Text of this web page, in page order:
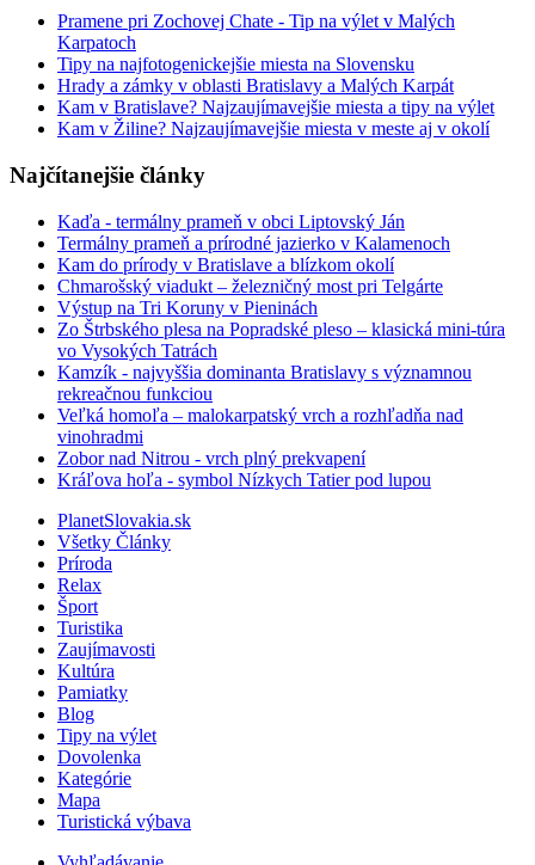
Pramene pri Zochovej Chate - Tip na výlet v Malých
Karpatoch
Tipy na najfotogenickejšie miesta na Slovensku
Hrady a zámky v oblasti Bratislavy a Malých Karpát
Kam v Bratislave? Najzaujímavejšie miesta a tipy na výlet
Kam v Žiline? Najzaujímavejšie miesta v meste aj v okolí
Najčítanejšie články
Kaďa - termálny prameň v obci Liptovský Ján
Termálny prameň a prírodné jazierko v Kalamenoch
Kam do prírody v Bratislave a blízkom okolí
Chmarošský viadukt – železničný most pri Telgárte
Výstup na Tri Koruny v Pieninách
Zo Štrbského plesa na Popradské pleso – klasická mini-túra
vo Vysokých Tatrách
Kamzík - najvyššia dominanta Bratislavy s významnou
rekreačnou funkciou
Veľká homoľa – malokarpatský vrch a rozhľadňa nad
vinohradmi
Zobor nad Nitrou - vrch plný prekvapení
Kráľova hoľa - symbol Nízkych Tatier pod lupou
PlanetSlovakia.sk
Všetky Články
Príroda
Relax
Šport
Turistika
Zaujímavosti
Kultúra
Pamiatky
Blog
Tipy na výlet
Dovolenka
Kategórie
Mapa
Turistická výbava